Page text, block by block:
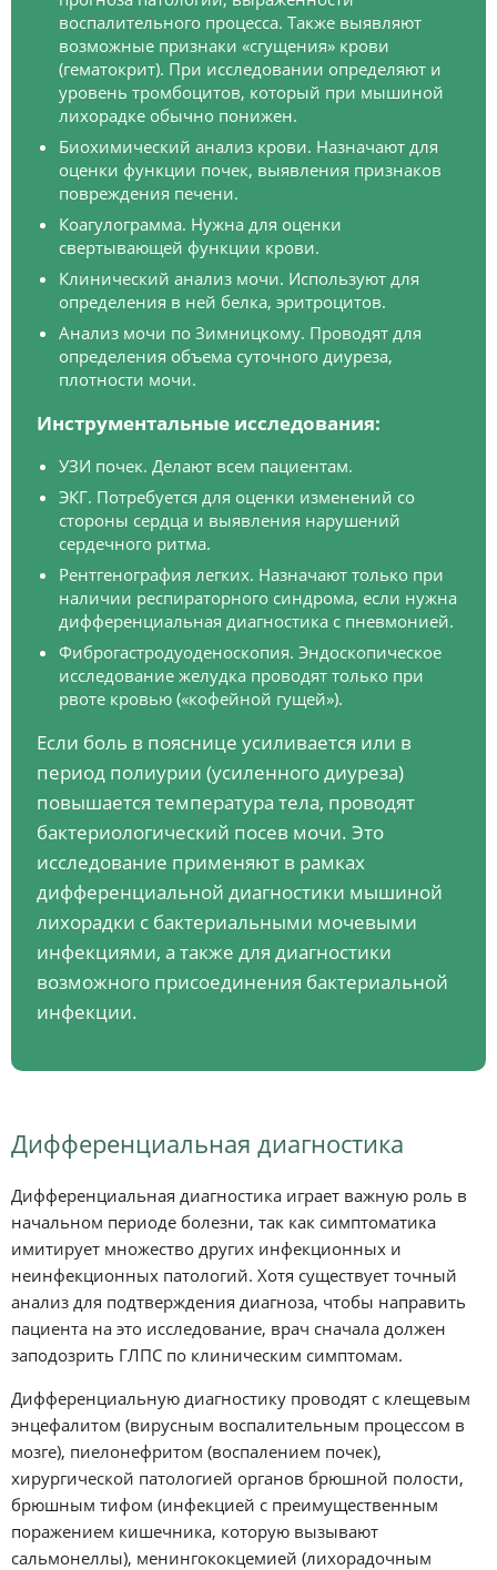
воспалительного процесса. Также выявляют
возможные признаки «сгущения» крови
(гематокрит). При исследовании определяют и
уровень тромбоцитов, который при мышиной
лихорадке обычно понижен.
Биохимический анализ крови. Назначают для
оценки функции почек, выявления признаков
повреждения печени.
Коагулограмма. Нужна для оценки
свертывающей функции крови.
Клинический анализ мочи. Используют для
определения в ней белка, эритроцитов.
Анализ мочи по Зимницкому. Проводят для
определения объема суточного диуреза,
плотности мочи.
Инструментальные исследования:
УЗИ почек. Делают всем пациентам.
ЭКГ. Потребуется для оценки изменений со
стороны сердца и выявления нарушений
сердечного ритма.
Рентгенография легких. Назначают только при
наличии респираторного синдрома, если нужна
дифференциальная диагностика с пневмонией.
Фиброгастродуоденоскопия. Эндоскопическое
исследование желудка проводят только при
рвоте кровью («кофейной гущей»).
Если боль в пояснице усиливается или в
период полиурии (усиленного диуреза)
повышается температура тела, проводят
бактериологический посев мочи. Это
исследование применяют в рамках
дифференциальной диагностики мышиной
лихорадки с бактериальными мочевыми
инфекциями, а также для диагностики
возможного присоединения бактериальной
инфекции.
Дифференциальная диагностика
Дифференциальная диагностика играет важную роль в
начальном периоде болезни, так как симптоматика
имитирует множество других инфекционных и
неинфекционных патологий. Хотя существует точный
анализ для подтверждения диагноза, чтобы направить
пациента на это исследование, врач сначала должен
заподозрить ГЛПС по клиническим симптомам.
Дифференциальную диагностику проводят с клещевым
энцефалитом (вирусным воспалительным процессом в
мозге), пиелонефритом (воспалением почек),
хирургической патологией органов брюшной полости,
брюшным тифом (инфекцией с преимущественным
поражением кишечника, которую вызывают
сальмонеллы), менингококцемией (лихорадочным